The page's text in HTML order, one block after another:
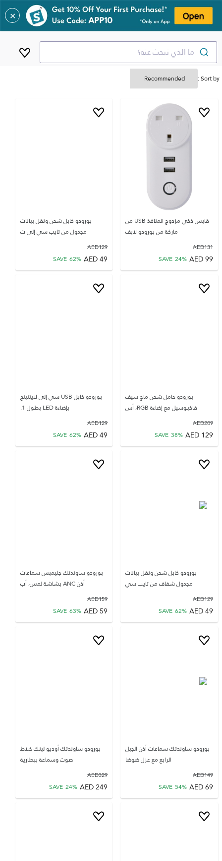
✕
ما الذي تبحث عنه؟
Sort by :
قابس ذكي مزدوج المنافذ USB من
ماركة من بورودو لايف
131
AED
99
AED
SAVE 24%
بورودو كابل شحن ونقل بيانات
مجدول من تايب سي إلى ت
129
AED
49
AED
SAVE 62%
بورودو حامل شحن ماج سيف
فاكيـوسيل مع إضاءة RGB، أس
209
AED
129
AED
SAVE 38%
بورودو كابل USB سي إلى لايتنينج
بإضاءة LED بطول 1.
129
AED
49
AED
SAVE 62%
بورودو كابل شحن ونقل بيانات
مجدول شفاف من تايب سي
129
AED
49
AED
SAVE 62%
بورودو ساوندتك جليمبس سماعات
أذن ANC بشاشة لمس، أب
159
AED
59
AED
SAVE 63%
بورودو ساوندتك سماعات أذن الجيل
الرابع مع عزل ضوضا
149
AED
69
AED
SAVE 54%
بورودو ساوندتك أوديو لينك خلاط
صوت وسماعة ببطارية
329
AED
249
AED
SAVE 24%